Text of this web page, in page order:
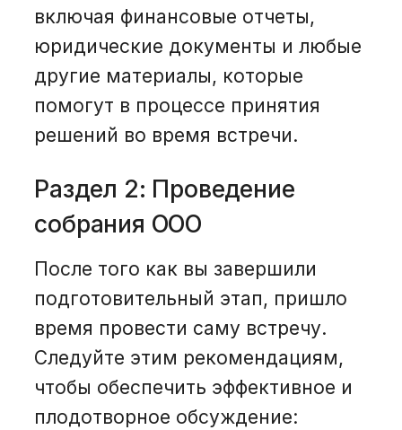
включая финансовые отчеты,
юридические документы и любые
другие материалы, которые
помогут в процессе принятия
решений во время встречи.
Раздел 2: Проведение
собрания ООО
После того как вы завершили
подготовительный этап, пришло
время провести саму встречу.
Следуйте этим рекомендациям,
чтобы обеспечить эффективное и
плодотворное обсуждение: